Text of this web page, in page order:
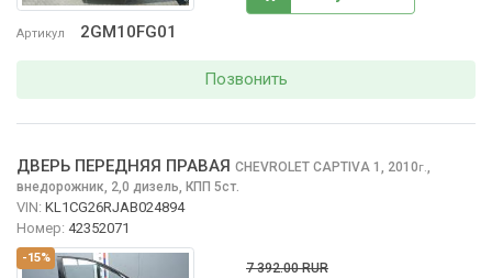
Артикул 2GM10FG01
Позвонить
-15%
ДВЕРЬ ПЕРЕДНЯЯ ПРАВАЯ CHEVROLET CAPTIVA 1, 2010г.,
внедорожник, 2,0 дизель, КПП 5ст.
VIN: KL1CG26RJAB024894
Номер: 42352071
7 392.00 RUR